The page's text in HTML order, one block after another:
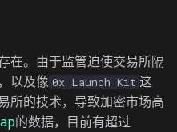
在。由于监管迫使交易所隔
以及像 0x Launch Kit 这
所的技术，导致加密市场高
的数据，目前有超过